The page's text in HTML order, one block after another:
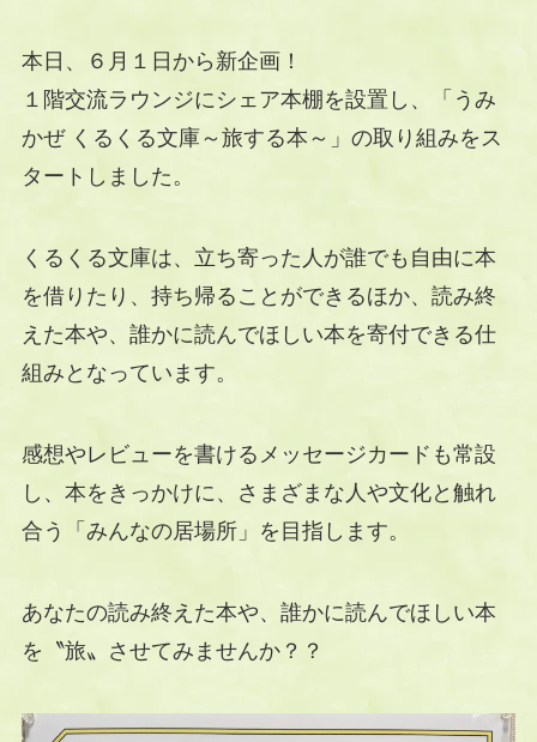
本日、６月１日から新企画！
１階交流ラウンジにシェア本棚を設置し、「うみ
かぜ くるくる文庫～旅する本～」の取り組みをス
タートしました。
くるくる文庫は、立ち寄った人が誰でも自由に本
を借りたり、持ち帰ることができるほか、読み終
えた本や、誰かに読んでほしい本を寄付できる仕
組みとなっています。
感想やレビューを書けるメッセージカードも常設
し、本をきっかけに、さまざまな人や文化と触れ
合う「みんなの居場所」を目指します。
あなたの読み終えた本や、誰かに読んでほしい本
を〝旅〟させてみませんか？？